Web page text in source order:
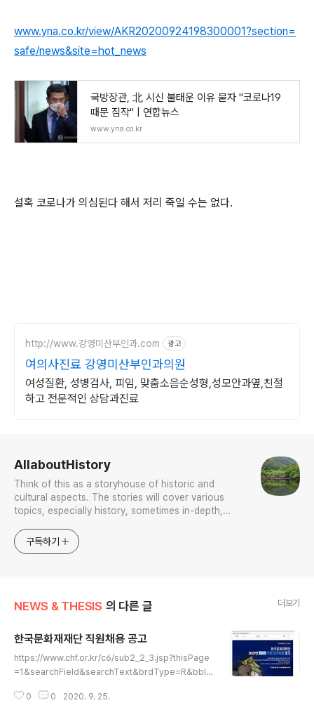
www.yna.co.kr/view/AKR20200924198300001?section=
safe/news&site=hot_news
국방장관, 北 시신 불태운 이유 묻자 "코로나19
때문 짐작" | 연합뉴스
www.yna.co.kr
설혹 코로나가 의심된다 해서 저리 죽일 수는 없다.
http://www.강영미산부인과.com 광고
여의사진료 강영미산부인과의원
여성질환, 성병검사, 피임, 맞춤소음순성형,성모안과옆,친절
하고 전문적인 상담과진료
AllaboutHistory
Think of this as a storyhouse of historic and
cultural aspects. The stories will cover various
topics, especially history, sometimes in-depth,
approach will be to resist any common sense or
generalized viewpoint
구독하기
NEWS & THESIS 의 다른 글 더보기
한국문화재재단 직원채용 공고
https://www.chf.or.kr/c6/sub2_2_3.jsp?thisPage
=1&searchField&searchText&brdType=R&bbId
- 한국문화재재단 모집부문 및 자격요건 가. 채용분야 및
0 0 2020. 9. 25.